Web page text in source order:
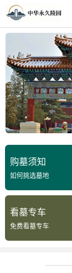
购墓须知
如何挑选墓地
看墓专车
免费看墓专车